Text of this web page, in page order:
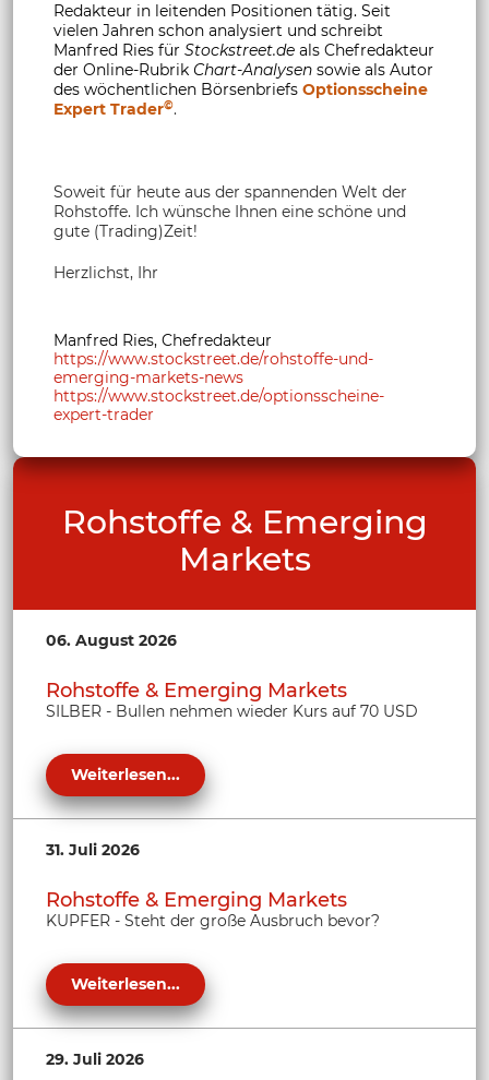
Redakteur in leitenden Positionen tätig. Seit
vielen Jahren schon analysiert und schreibt
Manfred Ries für Stockstreet.de als Chefredakteur
der Online-Rubrik Chart-Analysen sowie als Autor
des wöchentlichen Börsenbriefs Optionsscheine
Expert Trader©.
Soweit für heute aus der spannenden Welt der
Rohstoffe. Ich wünsche Ihnen eine schöne und
gute (Trading)Zeit!
Herzlichst, Ihr
Manfred Ries, Chefredakteur
https://www.stockstreet.de/rohstoffe-und-
emerging-markets-news
https://www.stockstreet.de/optionsscheine-
expert-trader
Rohstoffe & Emerging
Markets
06. August 2026
Rohstoffe & Emerging Markets
SILBER - Bullen nehmen wieder Kurs auf 70 USD
Weiterlesen...
31. Juli 2026
Rohstoffe & Emerging Markets
KUPFER - Steht der große Ausbruch bevor?
Weiterlesen...
29. Juli 2026